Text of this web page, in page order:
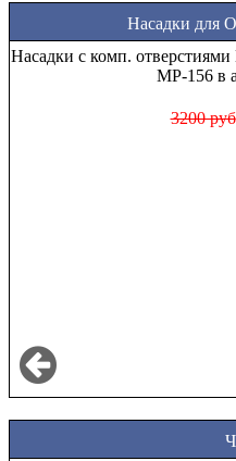
Насадки
Насадки Прогресс
1000 руб